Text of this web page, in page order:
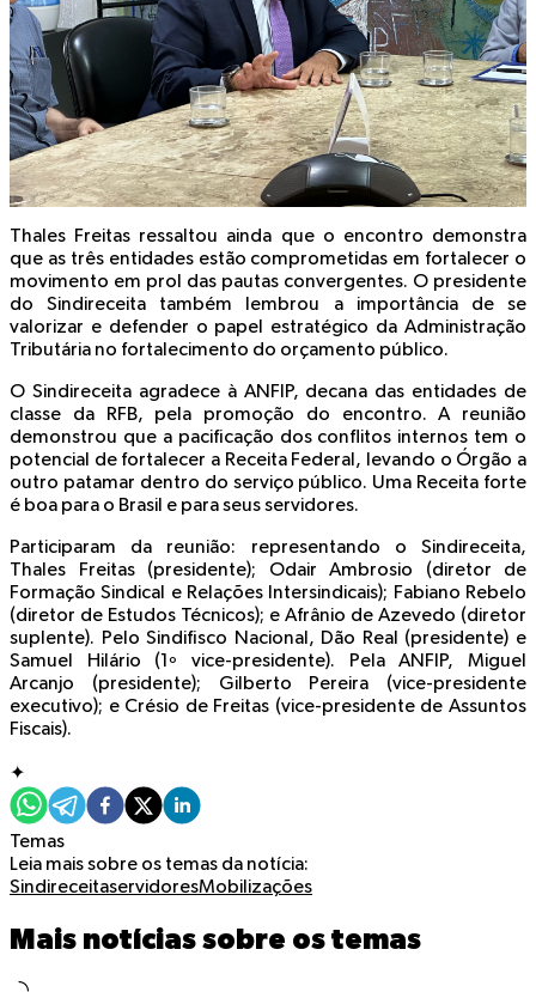
Thales Freitas ressaltou ainda que o encontro demonstra
que as três entidades estão comprometidas em fortalecer o
movimento em prol das pautas convergentes. O presidente
do Sindireceita também lembrou a importância de se
valorizar e defender o papel estratégico da Administração
Tributária no fortalecimento do orçamento público.
O Sindireceita agradece à ANFIP, decana das entidades de
classe da RFB, pela promoção do encontro. A reunião
demonstrou que a pacificação dos conflitos internos tem o
potencial de fortalecer a Receita Federal, levando o Órgão a
outro patamar dentro do serviço público. Uma Receita forte
é boa para o Brasil e para seus servidores.
Participaram da reunião: representando o Sindireceita,
Thales Freitas (presidente); Odair Ambrosio (diretor de
Formação Sindical e Relações Intersindicais); Fabiano Rebelo
(diretor de Estudos Técnicos); e Afrânio de Azevedo (diretor
suplente). Pelo Sindifisco Nacional, Dão Real (presidente) e
Samuel Hilário (1º vice-presidente). Pela ANFIP, Miguel
Arcanjo (presidente); Gilberto Pereira (vice-presidente
executivo); e Crésio de Freitas (vice-presidente de Assuntos
Fiscais).
✦
Temas
Leia mais sobre os temas da notícia:
SindireceitaservidoresMobilizações
Mais notícias sobre os temas